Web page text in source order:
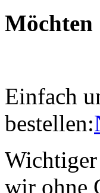
Möchten
Einfach
bestellen:
wir ohne